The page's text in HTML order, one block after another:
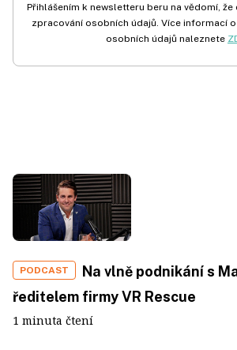
Přihlášením k newsletteru beru na vědomí,
zpracování osobních údajů. Více informací
osobních údajů naleznete
PODCAST
Na vlně podnikání s
ředitelem firmy VR Rescue
1 minuta čtení